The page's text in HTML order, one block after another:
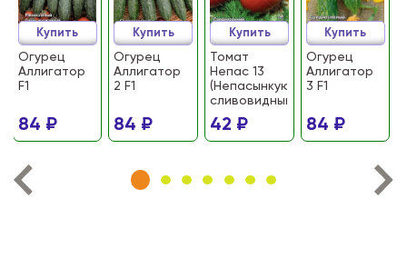
Огурец
Аллигатор
F1
84 ₽
Купить
Огурец
Аллигатор
2 F1
84 ₽
Купить
Томат
Непас 13
(Непасынкующийся
сливовидный)
42 ₽
Купить
Огурец
Аллигатор
3 F1
84 ₽
Купить